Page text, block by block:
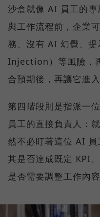
沙盒就像 AI 員工的
與工作流程前，企業
務、沒有 AI 幻覺、
Injection）等風險，
合預期後，再讓它進入
第四階段則是指派一
員工的直接負責人：
然不必盯著這位 AI
其是否達成既定 KPI
是否需要調整工作內